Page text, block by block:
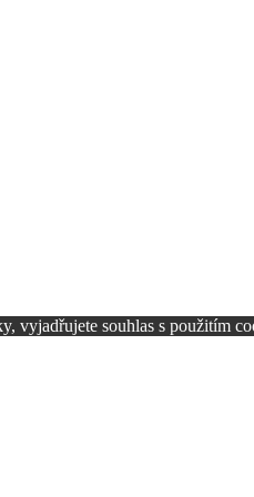
vyjadřujete souhlas s použitím